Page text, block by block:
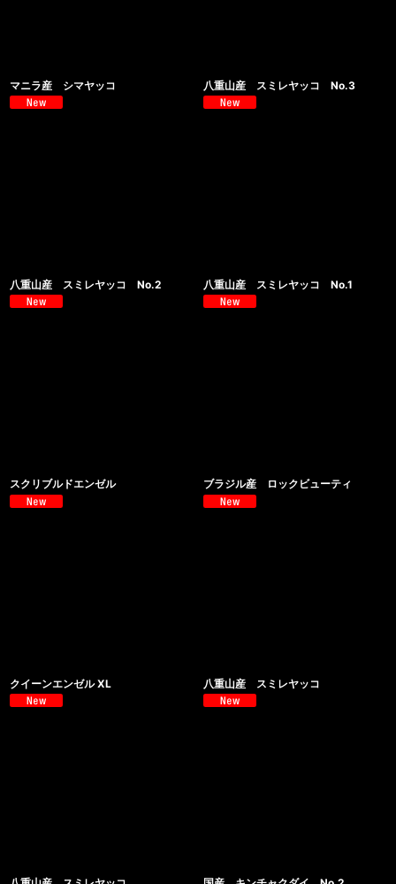
マニラ産 シマヤッコ 八重山産 スミレヤッコ No.3
八重山産 スミレヤッコ No.2 八重山産 スミレヤッコ No.1
スクリブルドエンゼル ブラジル産 ロックビューティ
クイーンエンゼル XL 八重山産 スミレヤッコ